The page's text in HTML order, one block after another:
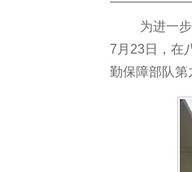
为进一
7月23日，在
勤保障部队第